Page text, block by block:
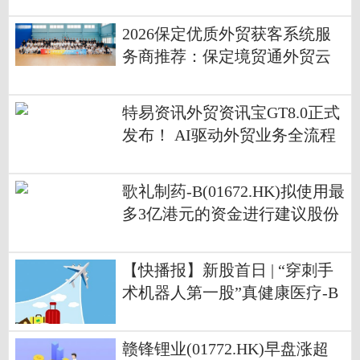
2026保定优质外贸获客系统服
务商推荐：保定境贸通外贸云
特易资讯外贸资讯宝GT8.0正式
发布！ AI驱动外贸业务全流程
歌礼制药-B(01672.HK)拟使用最
多3亿港元的资金进行建议股份
【快播报】新股首日 | “穿刺手
术机器人第一股”真健康医疗-B
7%
赣锋锂业(01772.HK)早盘涨超